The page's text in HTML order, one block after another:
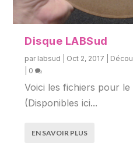
Disque LABSud
par labsud Oct 2, 2017
0
Voici les fichiers pour
(Disponibles ici...
EN SAVOIR PLUS